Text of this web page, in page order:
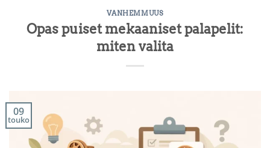
VANHEMMUUS
Opas puiset mekaaniset palapelit:
miten valita
09
touko